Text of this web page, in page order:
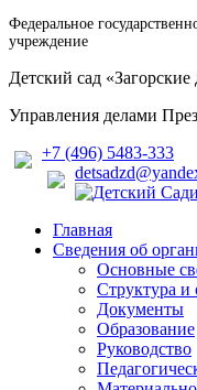
Федеральное
учреждение
Детский сад «Загорские
Управления делами
+7 (496) 5483-333
Главная
Сведения об
Основные
Cтруктура
Документы
Образование
Руководство